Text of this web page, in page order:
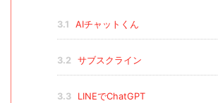
3.1 AIチャットくん
3.2 サブスクライン
3.3 LINEでChatGPT